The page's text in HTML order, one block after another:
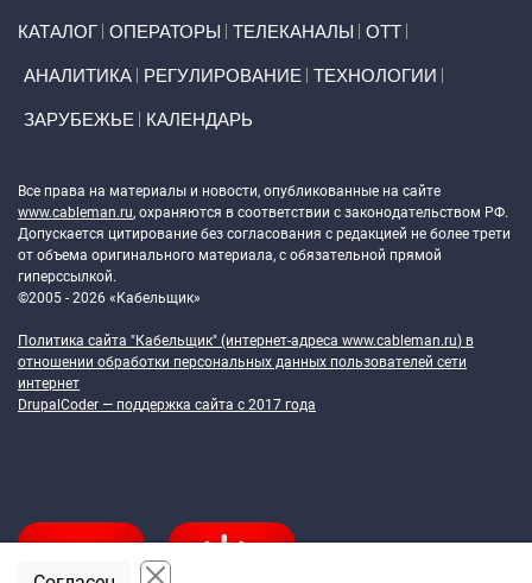
КАТАЛОГ ОПЕРАТОРЫ ТЕЛЕКАНАЛЫ ОТТ
АНАЛИТИКА РЕГУЛИРОВАНИЕ ТЕХНОЛОГИИ
ЗАРУБЕЖЬЕ КАЛЕНДАРЬ
Все права на материалы и новости, опубликованные на сайте
www.cableman.ru, охраняются в соответствии с законодательством РФ.
Допускается цитирование без согласования с редакцией не более трети
от объема оригинального материала, с обязательной прямой
гиперссылкой.
©2005 - 2026 «Кабельщик»
Политика сайта "Кабельщик" (интернет-адреса www.cableman.ru) в
отношении обработки персональных данных пользователей сети
интернет
DrupalCoder — поддержка сайта c 2017 года